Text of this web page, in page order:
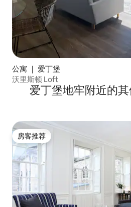
公寓 ｜ 爱丁堡
沃里斯顿 Loft
爱丁堡地牢附近的
房客推荐
房客推荐